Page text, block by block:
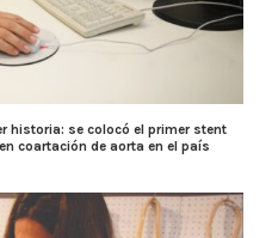
historia: se colocó el primer stent
coartación de aorta en el país